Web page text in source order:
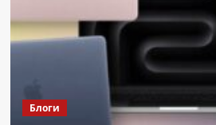
Вінниччині
сталася
Блоги